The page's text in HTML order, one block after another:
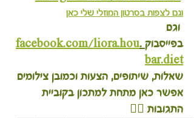
וגם לצפות בסרטון המוזלי שלי כאן
וגם
בפייסבוק .
facebook.com/liora.hou
bar.diet
שאלות, שיתופים, הצעות וכמובן צילומים
אפשר כאן מתחת למתכון בקוביית
התגובות 👇🏽